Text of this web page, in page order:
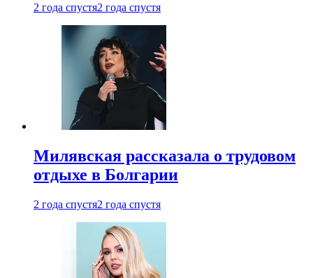
2 года спустя2 года спустя
Милявская рассказала о трудовом
отдыхе в Болгарии
2 года спустя2 года спустя